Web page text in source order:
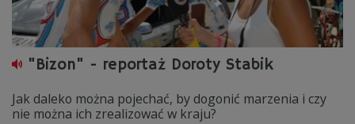
"Bizon" - reportaż Doroty Stabik
Jak daleko można pojechać, by dogonić marzenia i czy
nie można ich zrealizować w kraju?